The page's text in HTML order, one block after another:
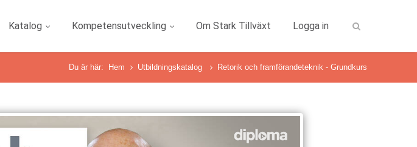
Katalog Kompetensutveckling Om Stark Tillväxt Logga in
Du är här: Hem Utbildningskatalog Retorik och framförandeteknik - Grundkurs